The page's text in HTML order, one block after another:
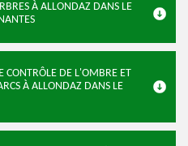
À ALLONDAZ DANS LE
CONTRÔLE DE L'OMBRE ET
À ALLONDAZ DANS LE